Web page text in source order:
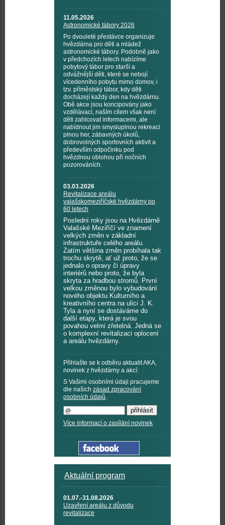
11.05.2026
Astronomické tábory 2026
Po dvouleté přestávce organizuje
hvězdárna pro děti a mládež
astronomické tábory. Podobně jako
v předchozích letech nabízíme
pobytový tábor pro starší a
odvážnější děti, které se nebojí
vícedenního pobytu mimo domov, i
tzv. příměstský tábor, kdy děti
docházejí každý den na hvězdárnu.
Obě akce jsou koncipovány jako
vzdělávací, naším cílem však není
děti zahlcovat informacemi, ale
nabídnout jim smysluplnou rekreaci
plnou her, zábavných úkolů,
dobrovolných sportovních aktivit a
především odpočinku pod
hvězdnou oblohou při nočních
pozorováních.
03.03.2026
Revitalizace areálu
valašskomeziříčské hvězdárny po
60 letech
Poslední roky jsou na Hvězdárně
Valašské Meziříčí ve znamení
velkých změn v základní
infrastruktuře celého areálu.
Zatím většina změn probíhala tak
trochu skrytě, ať už proto, že se
jednalo o opravy či úpravy
interiérů nebo proto, že byla
skryta za hradbou stromů. První
velkou změnou bylo vybudování
nového objektu Kulturního a
kreativního centra na ulici J. K.
Tyla a nyní se dostáváme do
další etapy, která je svou
povahou velmi zřetelná. Jedná se
o komplexní revitalizaci oplocení
a areálu hvězdárny.
Přihlašte se k odběru aktualit AKA,
novinek z hvězdárny a akcí:
S Vašimi osobními údaji pracujeme
dle našich zásad zpracování
osobních údajů.
Více informací o zasílání novinek
Aktuální program
01.07.-31.08.2026
Uzavření areálu z důvodu
revitalizace